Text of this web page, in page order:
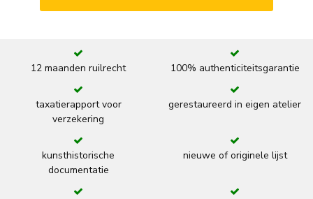
12 maanden ruilrecht 100% authenticiteitsgarantie
taxatierapport voor
verzekering
gerestaureerd in eigen atelier
kunsthistorische
documentatie
nieuwe of originele lijst